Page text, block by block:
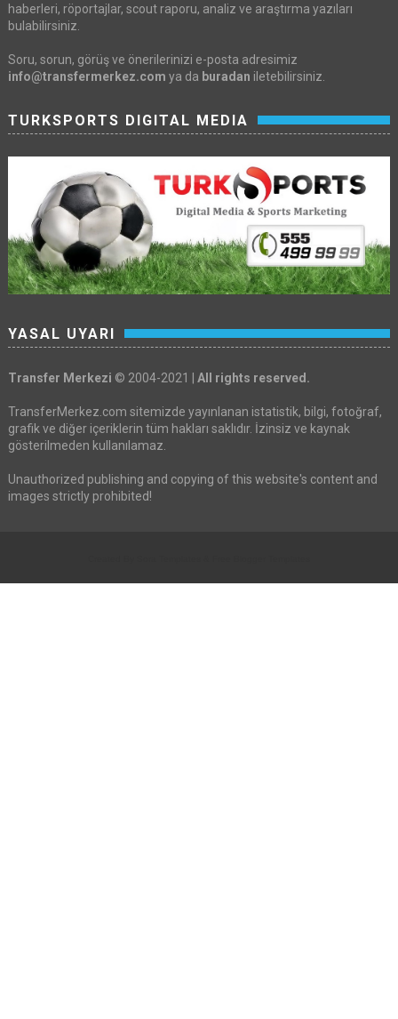
haberleri, röportajlar, scout raporu, analiz ve araştırma yazıları
bulabilirsiniz.
Soru, sorun, görüş ve önerilerinizi e-posta adresimiz
info@transfermerkez.com ya da buradan iletebilirsiniz.
TURKSPORTS DIGITAL MEDIA
YASAL UYARI
Transfer Merkezi © 2004-2021 | All rights reserved.
TransferMerkez.com sitemizde yayınlanan istatistik, bilgi, fotoğraf,
grafik ve diğer içeriklerin tüm hakları saklıdır. İzinsiz ve kaynak
gösterilmeden kullanılamaz.
Unauthorized publishing and copying of this website's content and
images strictly prohibited!